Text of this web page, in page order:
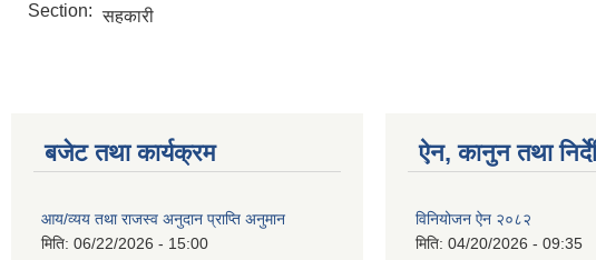
Section: सहकारी
बजेट तथा कार्यक्रम
आय/व्यय तथा राजस्व अनुदान प्राप्ति अनुमान
मिति: 06/22/2026 - 15:00
ऐन, कानुन तथा
विनियोजन ऐन २०८२
मिति: 04/20/2026 - 09:35